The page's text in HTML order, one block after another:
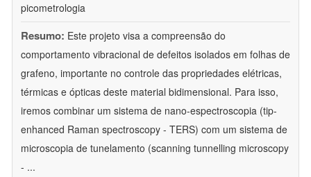
picometrologia
Resumo: Este projeto visa a compreensão do
comportamento vibracional de defeitos isolados em folhas de
grafeno, importante no controle das propriedades elétricas,
térmicas e ópticas deste material bidimensional. Para isso,
iremos combinar um sistema de nano-espectroscopia (tip-
enhanced Raman spectroscopy - TERS) com um sistema de
microscopia de tunelamento (scanning tunnelling microscopy
- ...